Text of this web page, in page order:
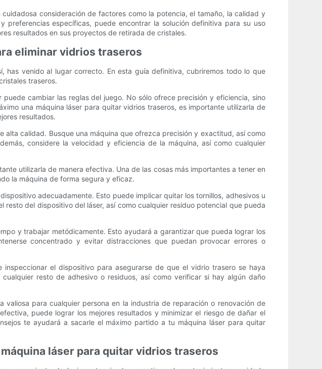
consideración de factores como la potencia, el tamaño, la calidad y
preferencias específicas, puede encontrar la solución definitiva para su uso
resultados en sus proyectos de retirada de cristales.
eliminar vidrios traseros
has venido al lugar correcto. En esta guía definitiva, cubriremos todo lo que
traseros.
cambiar las reglas del juego. No sólo ofrece precisión y eficiencia, sino
una máquina láser para quitar vidrios traseros, es importante utilizarla de
resultados.
alta calidad. Busque una máquina que ofrezca precisión y exactitud, así como
considere la velocidad y eficiencia de la máquina, así como cualquier
utilizarla de manera efectiva. Una de las cosas más importantes a tener en
la máquina de forma segura y eficaz.
adecuadamente. Esto puede implicar quitar los tornillos, adhesivos u
del dispositivo del láser, así como cualquier residuo potencial que pueda
y trabajar metódicamente. Esto ayudará a garantizar que pueda lograr los
concentrado y evitar distracciones que puedan provocar errores o
el dispositivo para asegurarse de que el vidrio trasero se haya
resto de adhesivo o residuos, así como verificar si hay algún daño
valiosa para cualquier persona en la industria de reparación o renovación de
puede lograr los mejores resultados y minimizar el riesgo de dañar el
te ayudará a sacarle el máximo partido a tu máquina láser para quitar
láser para quitar vidrios traseros